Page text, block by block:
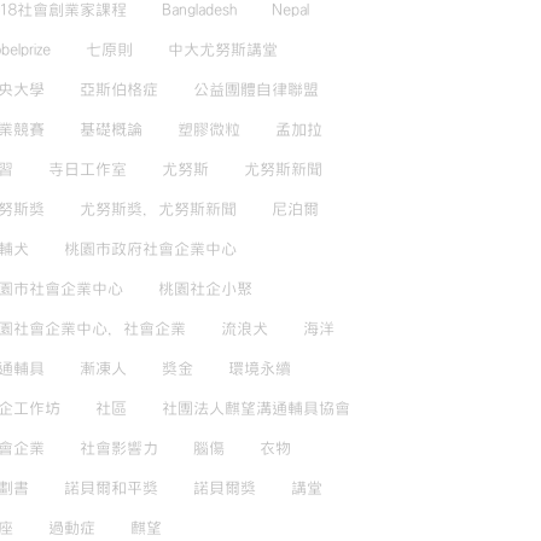
社會創業家課程 Bangladesh Nepal
七原則 中大尤努斯講堂
大學 亞斯伯格症 公益團體自律聯盟
競賽 基礎概論 塑膠微粒 孟加拉
寺日工作室 尤努斯 尤努斯新聞
斯獎 尤努斯獎，尤努斯新聞 尼泊爾
犬 桃園市政府社會企業中心
市社會企業中心 桃園社企小聚
社會企業中心，社會企業 流浪犬 海洋
輔具 漸凍人 獎金 環境永續
工作坊 社區 社團法人麒望溝通輔具協會
企業 社會影響力 腦傷 衣物
書 諾貝爾和平獎 諾貝爾獎 講堂
過動症 麒望